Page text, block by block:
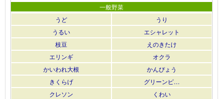
一般野菜
うど
うり
うるい
エシャレット
枝豆
えのきたけ
エリンギ
オクラ
かいわれ大根
かんぴょう
きくらげ
グリーンピ…
クレソン
くわい